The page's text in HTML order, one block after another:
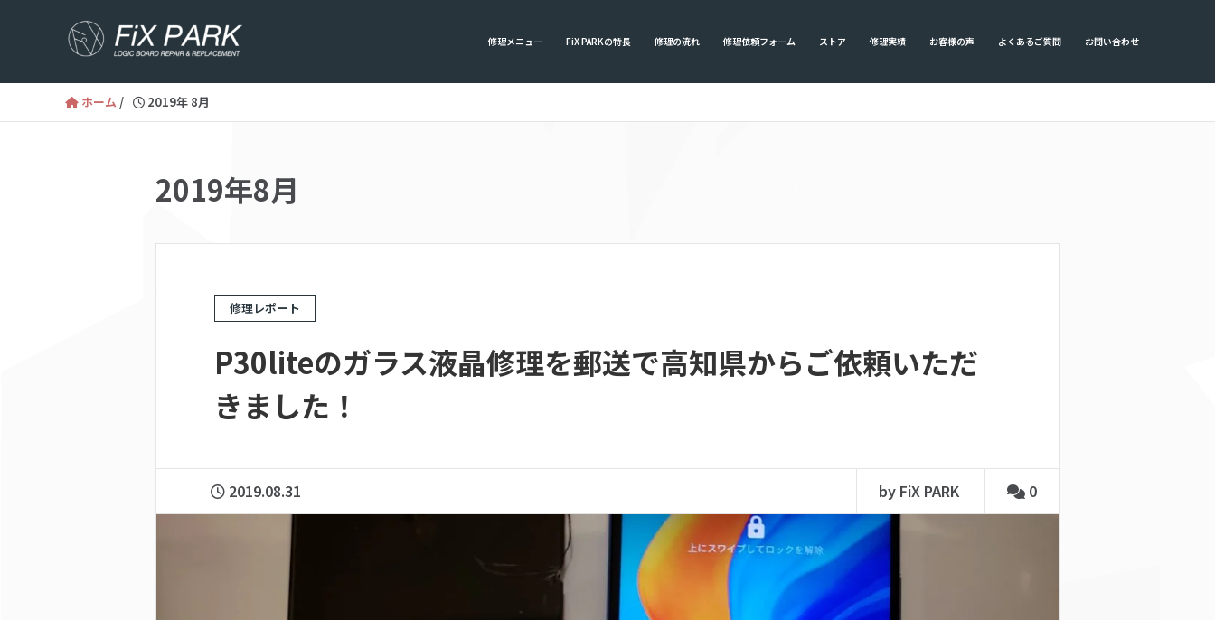
修理メニュー FiX PARKの特長 修理の流れ 修理依頼フォーム ストア 修理実績 お客様の声 よくあるご質問 お問い合わせ
ホーム / 2019年 8月
2019年8月
修理レポート
P30liteのガラス液晶修理を郵送で高知県からご依頼いただ
きました！
2019.08.31 by FiX PARK 0